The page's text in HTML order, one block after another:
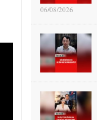
06/08/2026